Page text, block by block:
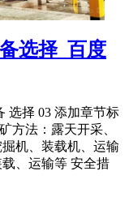
选择_百度
选择 03 添加章节标
方法：露天开采、
机、装载机、运输
、运输等 安全措